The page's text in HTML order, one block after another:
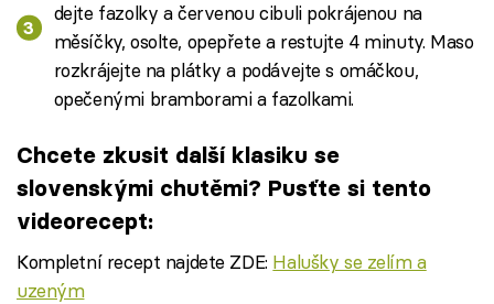
dejte fazolky a červenou cibuli pokrájenou na
měsíčky, osolte, opepřete a restujte 4 minuty. Maso
rozkrájejte na plátky a podávejte s omáčkou,
opečenými bramborami a fazolkami.
Chcete zkusit další klasiku se
slovenskými chutěmi? Pusťte si tento
videorecept:
Kompletní recept najdete ZDE: Halušky se zelím a
uzeným